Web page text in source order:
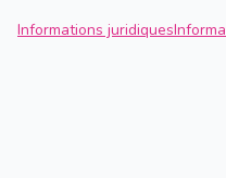
Informations juridiques